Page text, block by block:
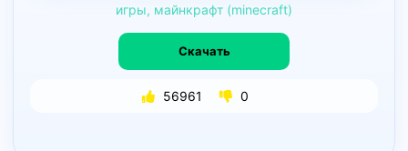
игры, майнкрафт (minecraft)
Скачать
56961 0